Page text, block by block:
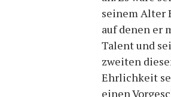
seinem Alter
auf denen er
Talent und
zweiten
Ehrlichkeit
einen